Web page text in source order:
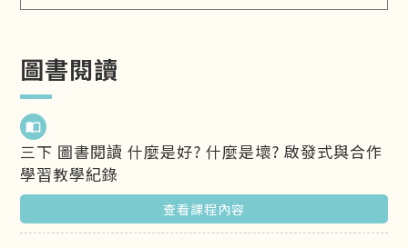
圖書閱讀
import_contacts
三下 圖書閱讀 什麼是好? 什麼是壞? 啟發式與合作
學習教學紀錄
查看課程內容